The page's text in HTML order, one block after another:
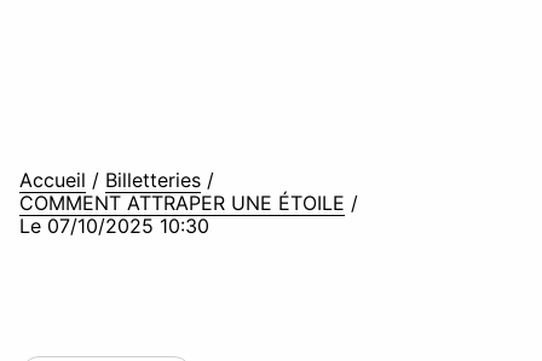
Accueil / Billetteries /
COMMENT ATTRAPER UNE ÉTOILE /
Le 07/10/2025 10:30